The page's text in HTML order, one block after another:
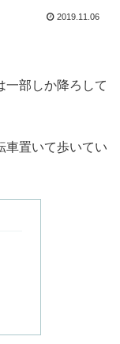
2019.11.06
一部しか降ろして
車置いて歩いてい